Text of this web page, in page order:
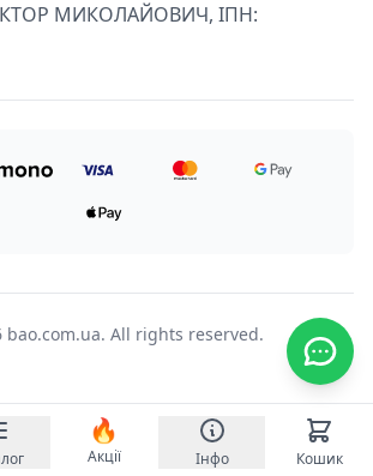
МИКОЛАЙОВИЧ, ІПН:
bao.com.ua. All rights reserved.
🔥
Акції Інфо Кошик